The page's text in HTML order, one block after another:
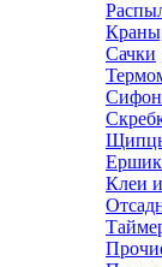
Сачки
Щипцы
Клеи